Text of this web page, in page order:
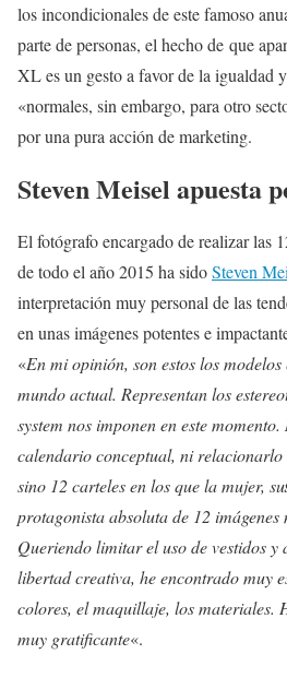
los incondicionales de este famoso
parte de personas, el hecho de que
XL es un gesto a favor de la igualdad
«normales, sin embargo, para otro
por una pura acción de marketing.
Steven Meisel apuesta
El fotógrafo encargado de realizar las
de todo el año 2015 ha sidoSteven
interpretación muy personal de las
en unas imágenes potentes e
«En mi opinión, son estos los
mundo actual. Representan los
system nos imponen en este
calendario conceptual, ni relacionarlo
sino 12 carteles en los que la mujer, su
protagonista absoluta de 12 imágenes
Queriendo limitar el uso de vestidos y
libertad creativa, he encontrado muy
colores, el maquillaje, los materiales.
muy gratificante«.